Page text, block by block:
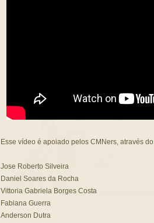
Esse vídeo é apoiado pelos CMNers, através do
Jose Roberto Silveira
Daniel Soares da Rocha
Vittoria Gabriela Borges Costa
Fabiana Guerra
Anderson Dutra